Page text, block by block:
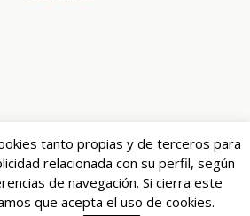
tanto propias y de terceros para
relacionada con su perfil, según
de navegación. Si cierra este
que acepta el uso de cookies.